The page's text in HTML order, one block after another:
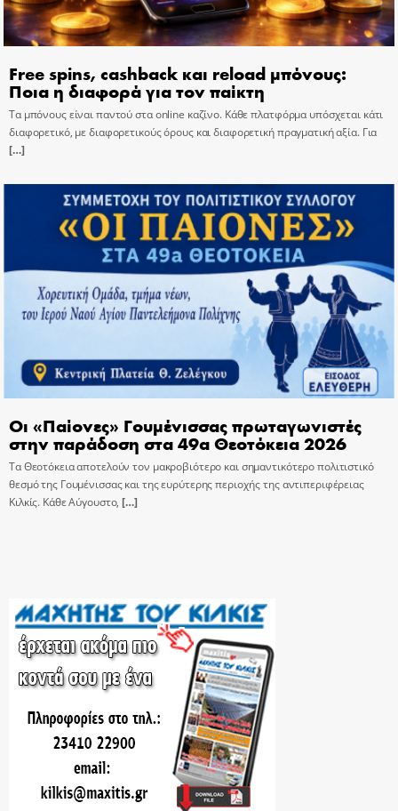
Free spins, cashback και reload μπόνους:
Ποια η διαφορά για τον παίκτη
Τα μπόνους είναι παντού στα online καζίνο. Κάθε πλατφόρμα υπόσχεται κάτι
διαφορετικό, με διαφορετικούς όρους και διαφορετική πραγματική αξία. Για
[…]
Οι «Παίονες» Γουμένισσας πρωταγωνιστές
στην παράδοση στα 49α Θεοτόκεια 2026
Τα Θεοτόκεια αποτελούν τον μακροβιότερο και σημαντικότερο πολιτιστικό
θεσμό της Γουμένισσας και της ευρύτερης περιοχής της αντιπεριφέρειας
Κιλκίς. Κάθε Αύγουστο, […]